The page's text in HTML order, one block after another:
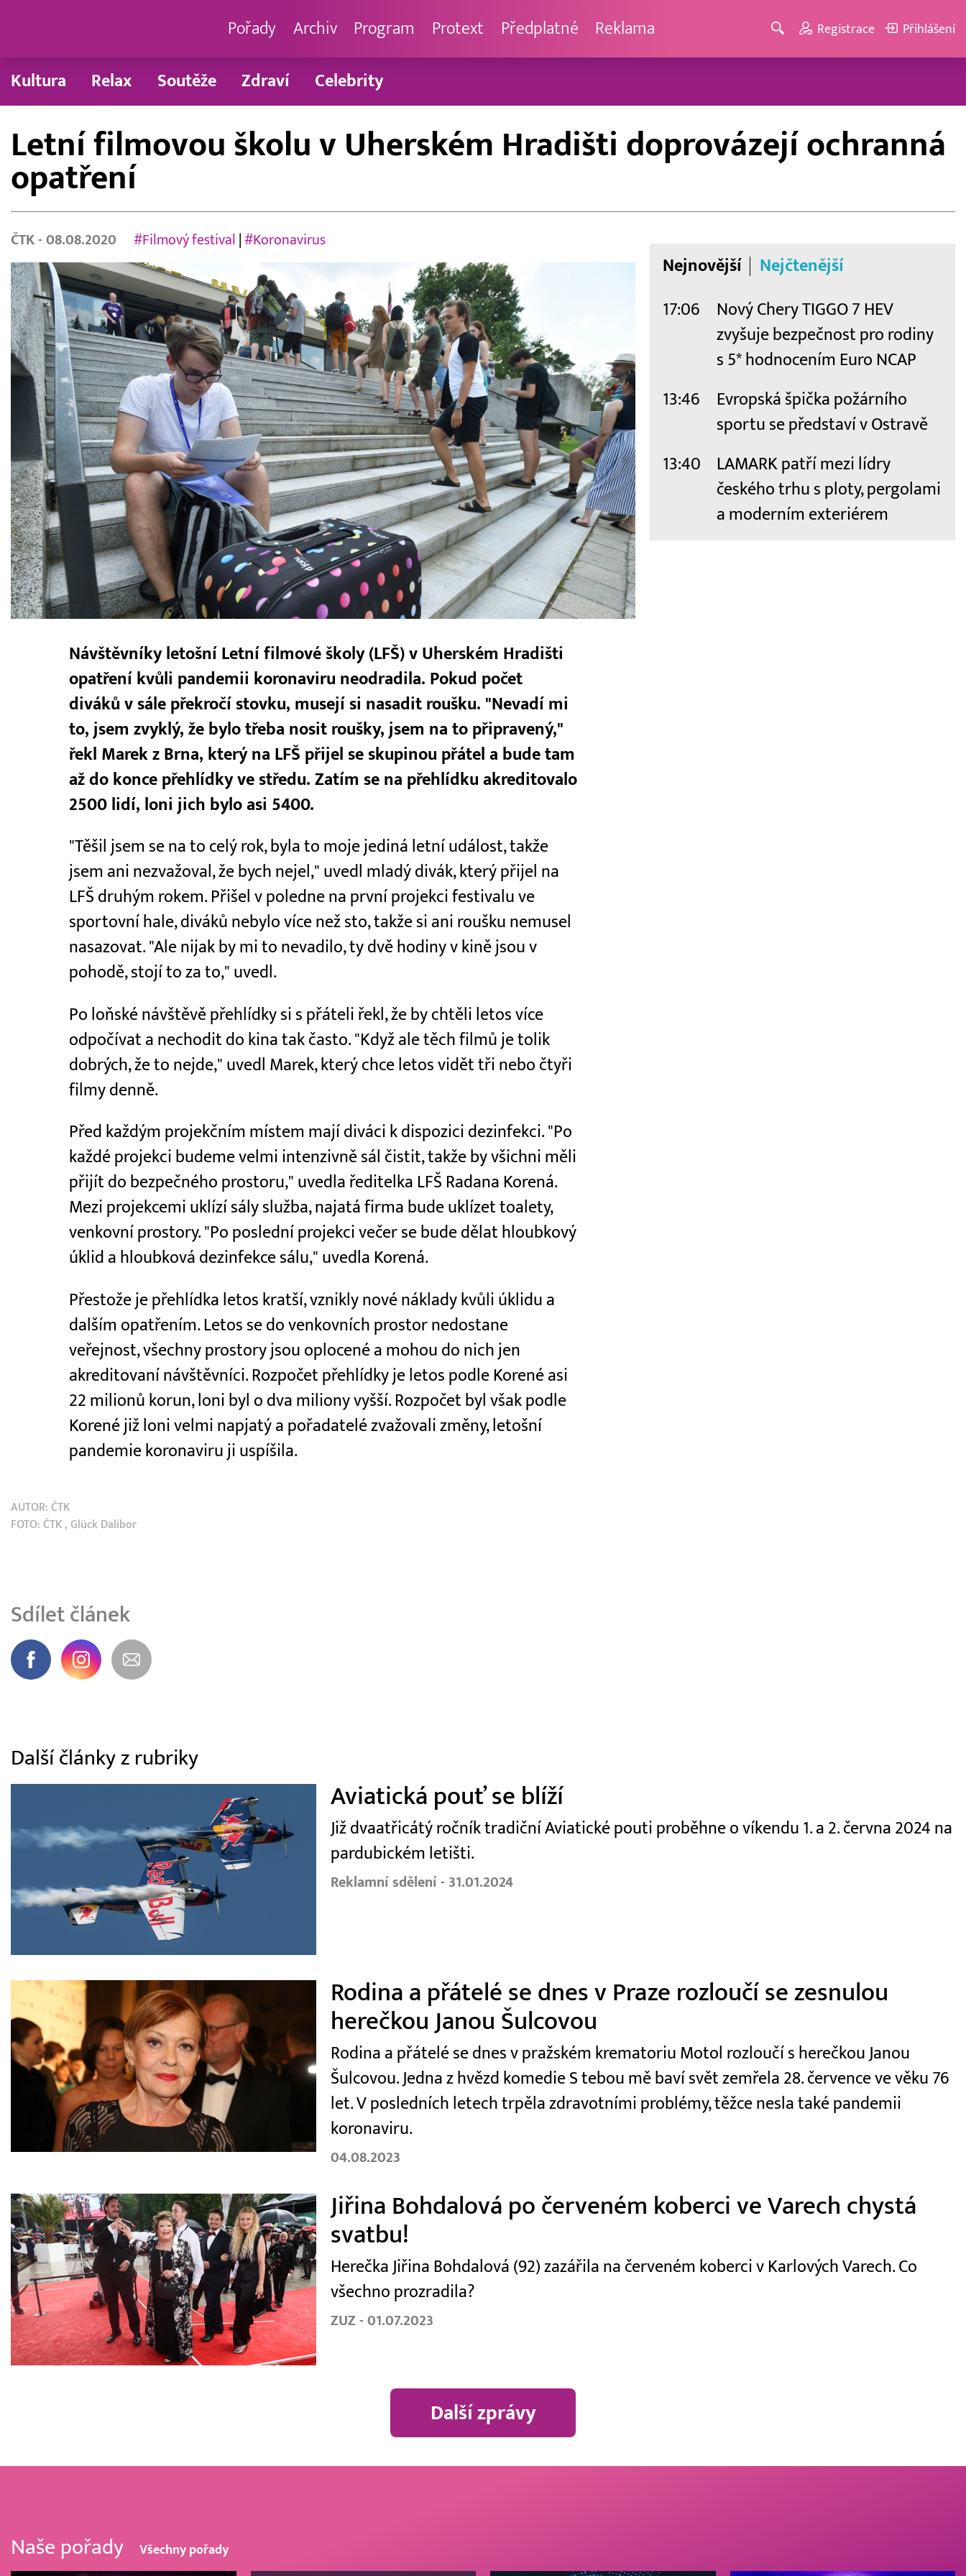
Pořady Archiv Program Protext Předplatné Reklama Registrace Přihlášení
Kultura Relax Soutěže Zdraví Celebrity
Letní filmovou školu v Uherském Hradišti doprovázejí ochranná
opatření
ČTK - 08.08.2020 #Filmový festival #Koronavirus
Návštěvníky letošní Letní filmové školy (LFŠ) v Uherském Hradišti
opatření kvůli pandemii koronaviru neodradila. Pokud počet
diváků v sále překročí stovku, musejí si nasadit roušku. "Nevadí mi
to, jsem zvyklý, že bylo třeba nosit roušky, jsem na to připravený,"
řekl Marek z Brna, který na LFŠ přijel se skupinou přátel a bude tam
až do konce přehlídky ve středu. Zatím se na přehlídku akreditovalo
2500 lidí, loni jich bylo asi 5400.
"Těšil jsem se na to celý rok, byla to moje jediná letní událost, takže
jsem ani nezvažoval, že bych nejel," uvedl mladý divák, který přijel na
LFŠ druhým rokem. Přišel v poledne na první projekci festivalu ve
sportovní hale, diváků nebylo více než sto, takže si ani roušku nemusel
nasazovat. "Ale nijak by mi to nevadilo, ty dvě hodiny v kině jsou v
pohodě, stojí to za to," uvedl.
Po loňské návštěvě přehlídky si s přáteli řekl, že by chtěli letos více
odpočívat a nechodit do kina tak často. "Když ale těch filmů je tolik
dobrých, že to nejde," uvedl Marek, který chce letos vidět tři nebo čtyři
filmy denně.
Před každým projekčním místem mají diváci k dispozici dezinfekci. "Po
každé projekci budeme velmi intenzivně sál čistit, takže by všichni měli
přijít do bezpečného prostoru," uvedla ředitelka LFŠ Radana Korená.
Mezi projekcemi uklízí sály služba, najatá firma bude uklízet toalety,
venkovní prostory. "Po poslední projekci večer se bude dělat hloubkový
úklid a hloubková dezinfekce sálu," uvedla Korená.
Přestože je přehlídka letos kratší, vznikly nové náklady kvůli úklidu a
dalším opatřením. Letos se do venkovních prostor nedostane
veřejnost, všechny prostory jsou oplocené a mohou do nich jen
akreditovaní návštěvníci. Rozpočet přehlídky je letos podle Korené asi
22 milionů korun, loni byl o dva miliony vyšší. Rozpočet byl však podle
Korené již loni velmi napjatý a pořadatelé zvažovali změny, letošní
pandemie koronaviru ji uspíšila.
AUTOR: ČTK
FOTO: ČTK , Glück Dalibor
Sdílet článek
Nejnovější Nejčtenější
17:06
Nový Chery TIGGO 7 HEV
zvyšuje bezpečnost pro rodiny
s 5* hodnocením Euro NCAP
13:46
Evropská špička požárního
sportu se představí v Ostravě
13:40
LAMARK patří mezi lídry
českého trhu s ploty, pergolami
a moderním exteriérem
Další články z rubriky
Aviatická pouť se blíží
Již dvaatřicátý ročník tradiční Aviatické pouti proběhne o víkendu 1. a 2. června 2024 na
pardubickém letišti.
Reklamní sdělení - 31.01.2024
Rodina a přátelé se dnes v Praze rozloučí se zesnulou
herečkou Janou Šulcovou
Rodina a přátelé se dnes v pražském krematoriu Motol rozloučí s herečkou Janou
Šulcovou. Jedna z hvězd komedie S tebou mě baví svět zemřela 28. července ve věku 76
let. V posledních letech trpěla zdravotními problémy, těžce nesla také pandemii
koronaviru.
04.08.2023
Jiřina Bohdalová po červeném koberci ve Varech chystá
svatbu!
Herečka Jiřina Bohdalová (92) zazářila na červeném koberci v Karlových Varech. Co
všechno prozradila?
ZUZ - 01.07.2023
Další zprávy
Naše pořady Všechny pořady